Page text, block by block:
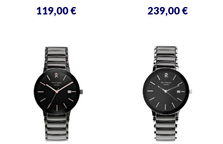
Prix
119,00 € Prix
239,00 €